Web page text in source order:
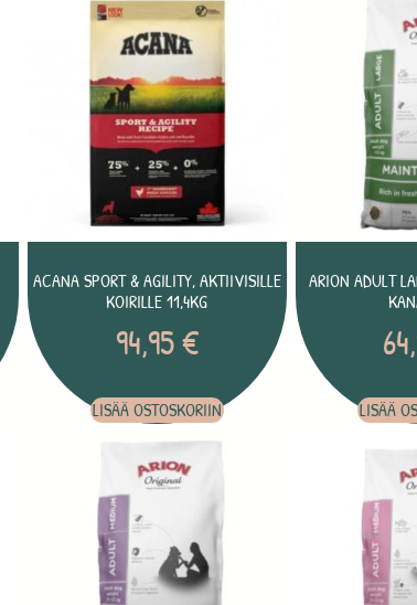
ACANA SPORT & AGILITY, AKTIIVISILLE
KOIRILLE 11,4KG
94,95€
LISÄÄ OSTOSKORIIN
ARION ADULT
LISÄÄ